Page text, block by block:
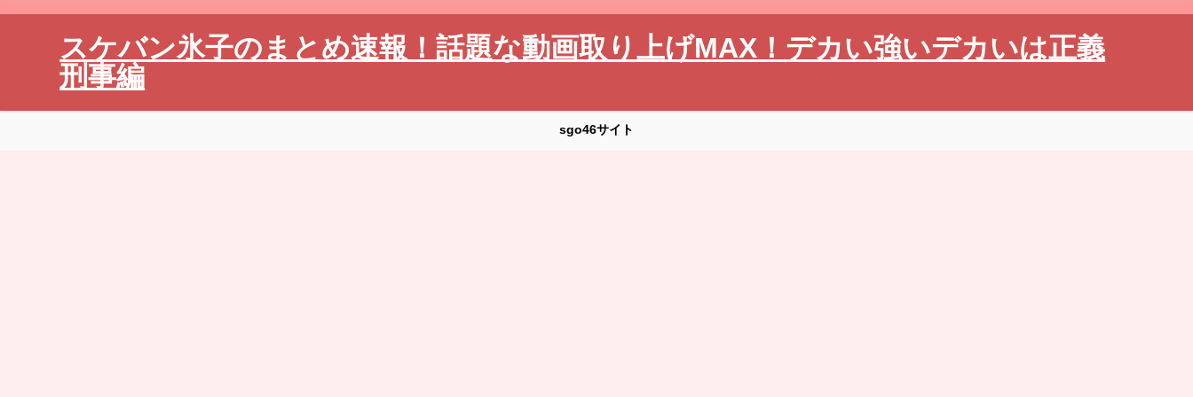
スケバン氷子のまとめ速報！話題な動画取り上げMAX！デカい強いデカいは正義
刑事編
sgo46サイト